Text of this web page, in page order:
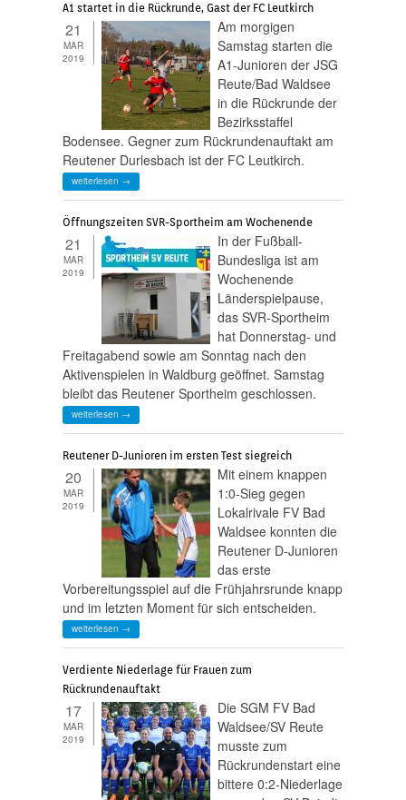
A1 startet in die Rückrunde, Gast der FC Leutkirch
21
MAR
2019
Am morgigen
Samstag starten die
A1-Junioren der JSG
Reute/Bad Waldsee
in die Rückrunde der
Bezirksstaffel
Bodensee. Gegner zum Rückrundenauftakt am
Reutener Durlesbach ist der FC Leutkirch.
weiterlesen →
Öffnungszeiten SVR-Sportheim am Wochenende
21
MAR
2019
In der Fußball-
Bundesliga ist am
Wochenende
Länderspielpause,
das SVR-Sportheim
hat Donnerstag- und
Freitagabend sowie am Sonntag nach den
Aktivenspielen in Waldburg geöffnet. Samstag
bleibt das Reutener Sportheim geschlossen.
weiterlesen →
Reutener D-Junioren im ersten Test siegreich
20
MAR
2019
Mit einem knappen
1:0-Sieg gegen
Lokalrivale FV Bad
Waldsee konnten die
Reutener D-Junioren
das erste
Vorbereitungsspiel auf die Frühjahrsrunde knapp
und im letzten Moment für sich entscheiden.
weiterlesen →
Verdiente Niederlage für Frauen zum
Rückrundenauftakt
17
MAR
2019
Die SGM FV Bad
Waldsee/SV Reute
musste zum
Rückrundenstart eine
bittere 0:2-Niederlage